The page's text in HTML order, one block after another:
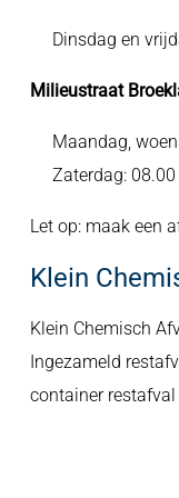
Dinsdag en
Milieustraat
Maandag,
Zaterdag:
Let op: maak een
Klein
Klein Chemisch
Ingezameld
container